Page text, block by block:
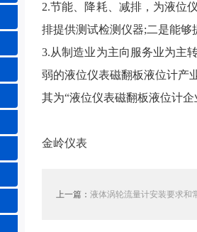
2.节能、降耗、减排，为液位
排提供测试检测仪器;二是能够
3.从制造业为主向服务业为主
弱的液位仪表磁翻板液位计产
其为“液位仪表磁翻板液位计企
金岭仪表
上一篇： 液体涡轮流量计安装要求和